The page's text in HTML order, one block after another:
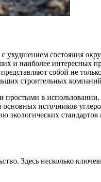
с ухудшением состояния
и наиболее интересных
собой не
строительных
в
основных источников
экологических
Здесь несколько